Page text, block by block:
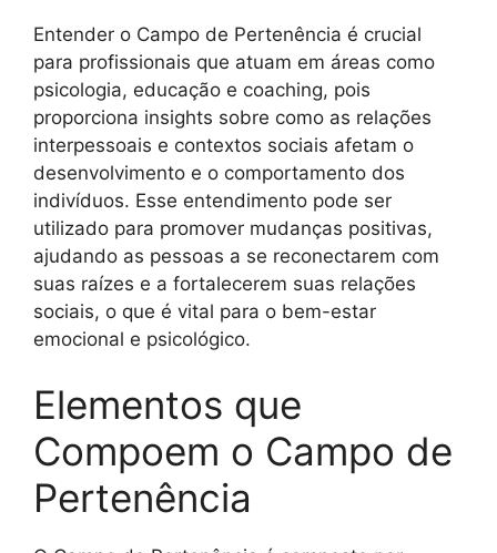
Entender o Campo de Pertenência é crucial
para profissionais que atuam em áreas como
psicologia, educação e coaching, pois
proporciona insights sobre como as relações
interpessoais e contextos sociais afetam o
desenvolvimento e o comportamento dos
indivíduos. Esse entendimento pode ser
utilizado para promover mudanças positivas,
ajudando as pessoas a se reconectarem com
suas raízes e a fortalecerem suas relações
sociais, o que é vital para o bem-estar
emocional e psicológico.
Elementos que
Compoem o Campo de
Pertenência